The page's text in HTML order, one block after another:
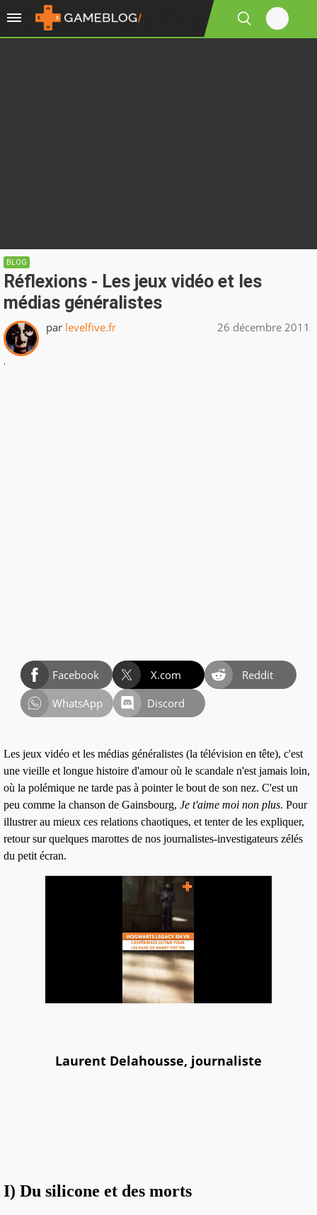
BLOG
Réflexions - Les jeux vidéo et les
médias généralistes
par levelfive.fr 26 décembre 2011
.
Facebook X.com
Reddit
WhatsApp
Discord
Les jeux vidéo et les médias généralistes (la télévision en tête), c'est
une vieille et longue histoire d'amour où le scandale n'est jamais loin,
où la polémique ne tarde pas à pointer le bout de son nez. C'est un
peu comme la chanson de Gainsbourg, Je t'aime moi non plus. Pour
illustrer au mieux ces relations chaotiques, et tenter de les expliquer,
retour sur quelques marottes de nos journalistes-investigateurs zélés
du petit écran.
Laurent Delahousse, journaliste
I) Du silicone et des morts